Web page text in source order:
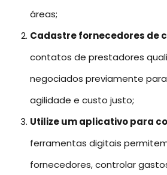
áreas;
Cadastre fornecedores de
contatos de prestadores
negociados previamente
agilidade e custo justo;
Utilize um aplicativo para
ferramentas digitais
fornecedores, controlar